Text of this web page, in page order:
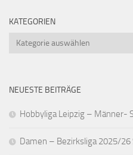
KATEGORIEN
Kategorien
NEUESTE BEITRÄGE
Hobbyliga Leipzig – Männer-
Damen – Bezirksliga 2025/26